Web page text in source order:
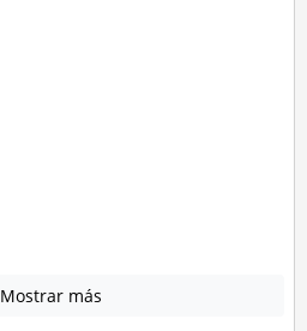
Mostrar más